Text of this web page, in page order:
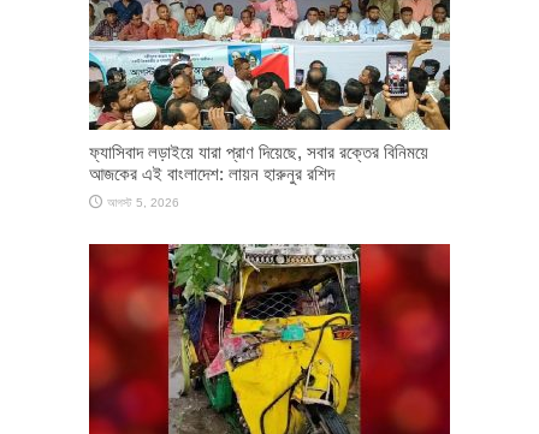
ফ্যাসিবাদ লড়াইয়ে যারা প্রাণ দিয়েছে, সবার রক্তের বিনিময়ে
আজকের এই বাংলাদেশ: লায়ন হারুনুর রশিদ
আগস্ট 5, 2026